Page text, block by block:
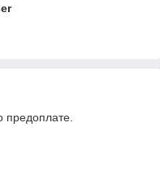
предоплате.